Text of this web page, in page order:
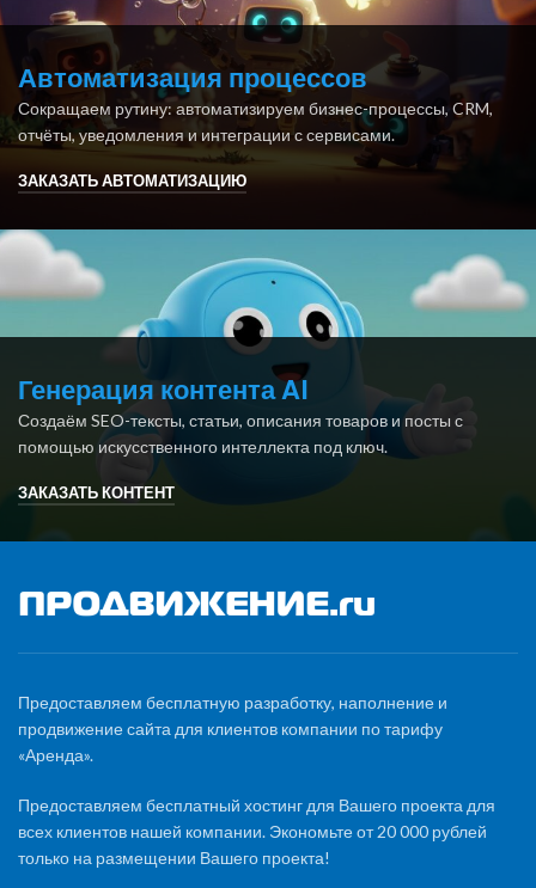
Автоматизация процессов
Сокращаем рутину: автоматизируем бизнес-процессы, CRM,
отчёты, уведомления и интеграции с сервисами.
ЗАКАЗАТЬ АВТОМАТИЗАЦИЮ
Генерация контента AI
Создаём SEO-тексты, статьи, описания товаров и посты с
помощью искусственного интеллекта под ключ.
ЗАКАЗАТЬ КОНТЕНТ
Предоставляем бесплатную разработку, наполнение и
продвижение сайта для клиентов компании по тарифу
«Аренда».
Предоставляем бесплатный хостинг для Вашего проекта для
всех клиентов нашей компании. Экономьте от 20 000 рублей
только на размещении Вашего проекта!